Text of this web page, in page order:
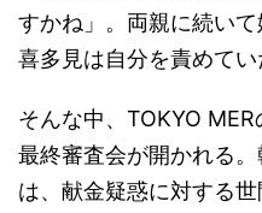
すかね」。両親に続いて
喜多見は自分を責めてい
そんな中、TOKYO
最終審査会が開かれる。
は、献金疑惑に対する世